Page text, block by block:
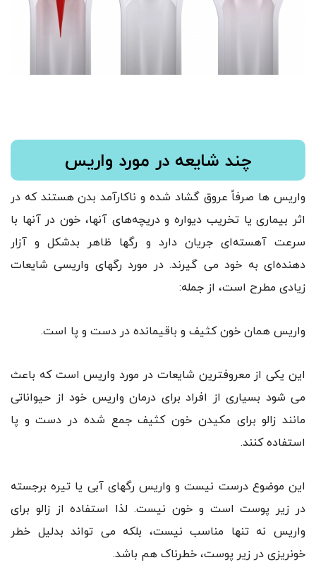
چند شایعه در مورد واریس
واریس ها صرفاً عروق گشاد شده و ناکارآمد بدن هستند که در
اثر بیماری یا تخریب دیواره و دریچه‌های آنها، خون در آنها با
سرعت آهسته‌ای جریان دارد و رگها ظاهر بدشکل و آزار
دهنده‌ای به خود می گیرند. در مورد رگهای واریسی شایعات
زیادی مطرح است، از جمله:
واریس همان خون کثیف و باقیمانده در دست و پا است.
این یکی از معروفترین شایعات در مورد واریس است که باعث
می شود بسیاری از افراد برای درمان واریس خود از حیواناتی
مانند زالو برای مکیدن خون کثیف جمع شده در دست و پا
استفاده کنند.
این موضوع درست نیست و واریس رگهای آبی یا تیره برجسته
در زیر پوست است و خون نیست. لذا استفاده از زالو برای
واریس نه تنها مناسب نیست، بلکه می تواند بدلیل خطر
خونریزی در زیر پوست، خطرناک هم باشد.